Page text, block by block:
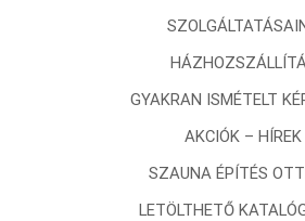
GYAKRAN ISMÉTELT
AKCIÓK – HÍREK
SZAUNA ÉPÍTÉS
LETÖLTHETŐ